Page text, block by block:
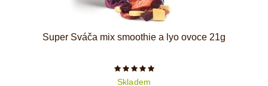
Super Sváča mix smoothie a lyo ovoce 21g
Počet hvězdiček je 5 z 5
Skladem